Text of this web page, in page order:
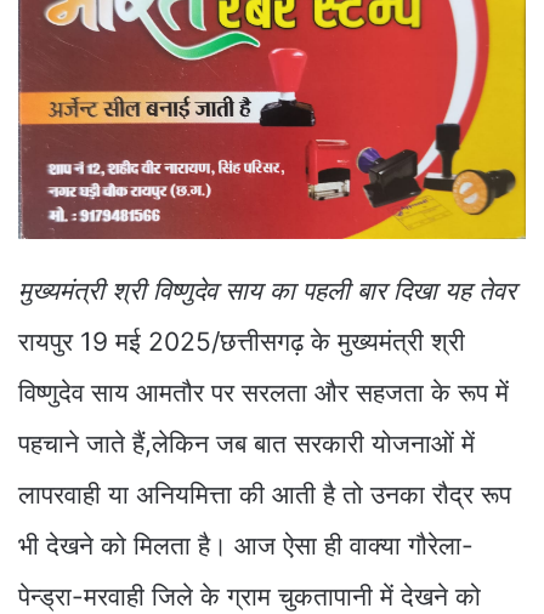
मुख्यमंत्री श्री विष्णुदेव साय का पहली बार दिखा यह तेवर
रायपुर 19 मई 2025/छत्तीसगढ़ के मुख्यमंत्री श्री
विष्णुदेव साय आमतौर पर सरलता और सहजता के रूप में
पहचाने जाते हैं,लेकिन जब बात सरकारी योजनाओं में
लापरवाही या अनियमित्ता की आती है तो उनका रौद्र रूप
भी देखने को मिलता है। आज ऐसा ही वाक्या गौरेला-
पेन्ड्रा-मरवाही जिले के ग्राम चुकतापानी में देखने को